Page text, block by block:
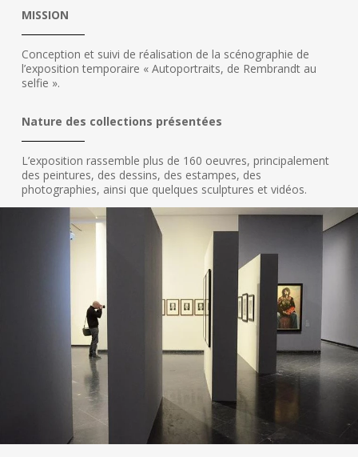
MISSION
Conception et suivi de réalisation de la scénographie de
l’exposition temporaire « Autoportraits, de Rembrandt au
selfie ».
Nature des collections présentées
L’exposition rassemble plus de 160 oeuvres, principalement
des peintures, des dessins, des estampes, des
photographies, ainsi que quelques sculptures et vidéos.